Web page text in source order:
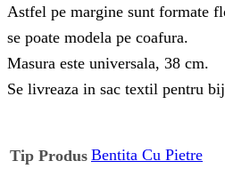
Astfel pe margine sunt formate
se poate modela pe coafura.
Masura este universala, 38 cm.
Se livreaza in sac textil pentru
Tip Produs Bentita Cu Pietre